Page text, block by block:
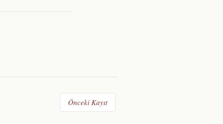
Önceki Kayıt